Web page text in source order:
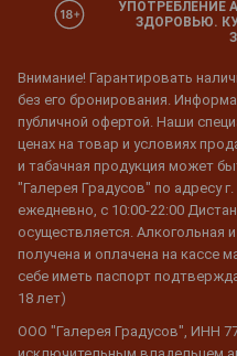
УПОТРЕБЛЕНИЕ
ЗДОРОВЬЮ.
Внимание! Гарантировать
без его бронирования.
публичной офертой. Наши
ценах на товар и условиях
и табачная продукция может
"Галерея Градусов" по адресу
ежедневно, с 10:00-22:00
осуществляется. Алкогольная
получена и оплачена на кассе
себе иметь паспорт
18 лет)
ООО "Галерея Градусов", ИНН